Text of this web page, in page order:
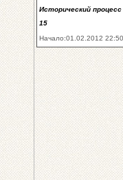
Исторический процесс
15
Начало:01.02.2012 22:50